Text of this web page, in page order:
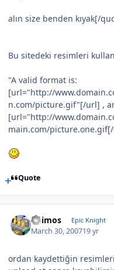
alın size benden kıyak[/
Bu sitedeki resimleri
"A valid format is:
[url="http://
n.com/picture.gif"[/url] ,
[url="http://
main.com/
Quote
Deimos Epic Knight
March 30, 200719 yr
ordan kaydettiğin